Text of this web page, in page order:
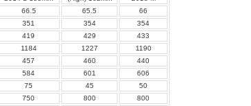
66.5 65.5
66
351 354
354
419 429
433
1184 1227
1190
457 460
440
584 601
606
75 45
50
750 800
800